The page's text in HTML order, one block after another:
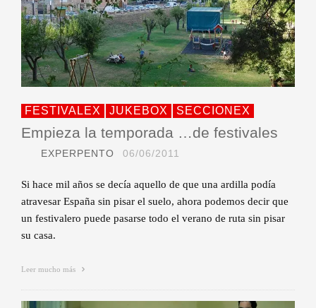
FESTIVALEX JUKEBOX SECCIONEX
Empieza la temporada …de festivales
EXPERPENTO 06/06/2011
Si hace mil años se decía aquello de que una ardilla podía
atravesar España sin pisar el suelo, ahora podemos decir que
un festivalero puede pasarse todo el verano de ruta sin pisar
su casa.
Leer mucho más